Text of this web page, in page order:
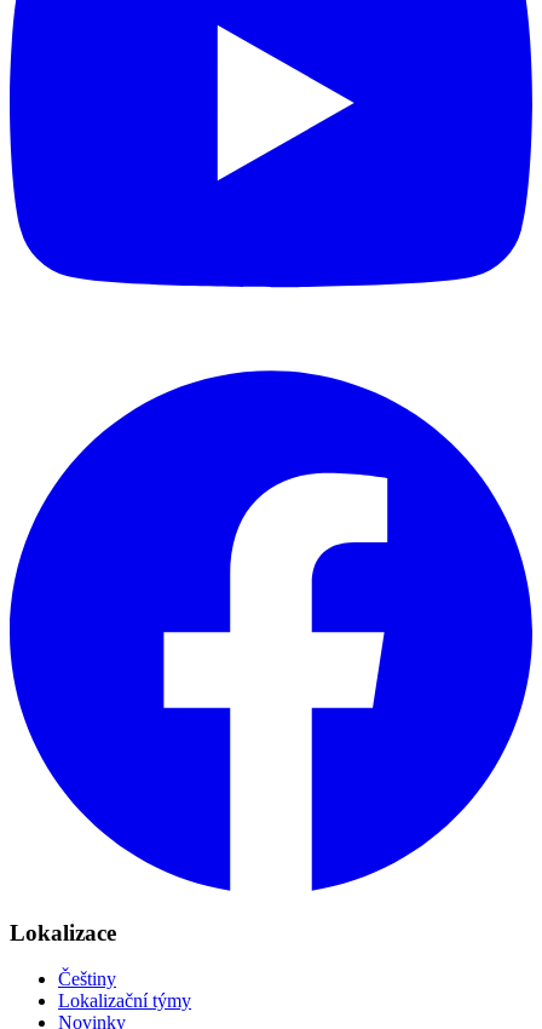
Lokalizace
Češtiny
Lokalizační týmy
Novinky